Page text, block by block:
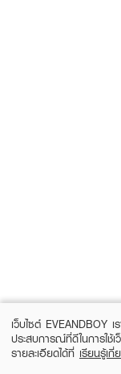
เว็บไซต์ EVEANDBOY
ประสบการณ์ที่ดีในการใ
รายละเอียดได้ที่ เรียนรู้เ